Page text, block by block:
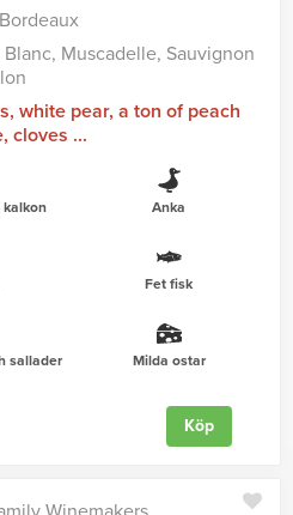
Muscadelle, Sauvignon
white pear, a ton of peach
cloves ...
kalkon Anka
Fet fisk
sallader Milda ostar
Köp